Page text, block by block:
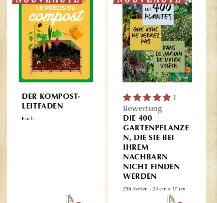
DER KOMPOST-
LEITFADEN
Buch
1
Bewertung
DIE 400
GARTENPFLANZE
N, DIE SIE BEI
IHREM
NACHBARN
NICHT FINDEN
WERDEN
256 Seiten - 24 cm x 17 cm